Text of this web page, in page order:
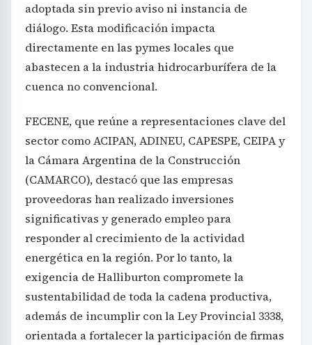
adoptada sin previo aviso ni instancia de
diálogo. Esta modificación impacta
directamente en las pymes locales que
abastecen a la industria hidrocarburífera de la
cuenca no convencional.
FECENE, que reúne a representaciones clave del
sector como ACIPAN, ADINEU, CAPESPE, CEIPA y
la Cámara Argentina de la Construcción
(CAMARCO), destacó que las empresas
proveedoras han realizado inversiones
significativas y generado empleo para
responder al crecimiento de la actividad
energética en la región. Por lo tanto, la
exigencia de Halliburton compromete la
sustentabilidad de toda la cadena productiva,
además de incumplir con la Ley Provincial 3338,
orientada a fortalecer la participación de firmas